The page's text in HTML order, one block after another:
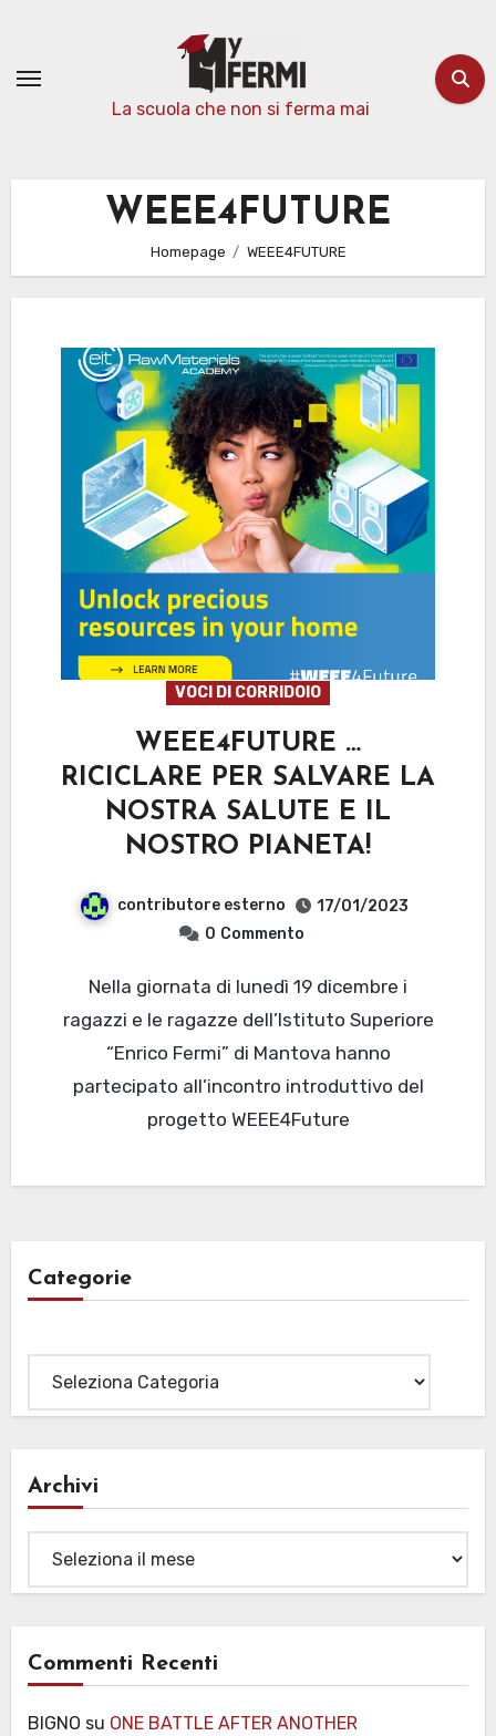
contenuto
La scuola che non si ferma mai
WEEE4FUTURE
Homepage WEEE4FUTURE
VOCI DI CORRIDOIO
WEEE4FUTURE …
RICICLARE PER SALVARE LA
NOSTRA SALUTE E IL
NOSTRO PIANETA!
contributore esterno
17/01/2023
0 Commento
Nella giornata di lunedì 19 dicembre i
ragazzi e le ragazze dell’Istituto Superiore
“Enrico Fermi” di Mantova hanno
partecipato all’incontro introduttivo del
progetto WEEE4Future
Categorie
Archivi
Commenti Recenti
BIGNO su ONE BATTLE AFTER ANOTHER